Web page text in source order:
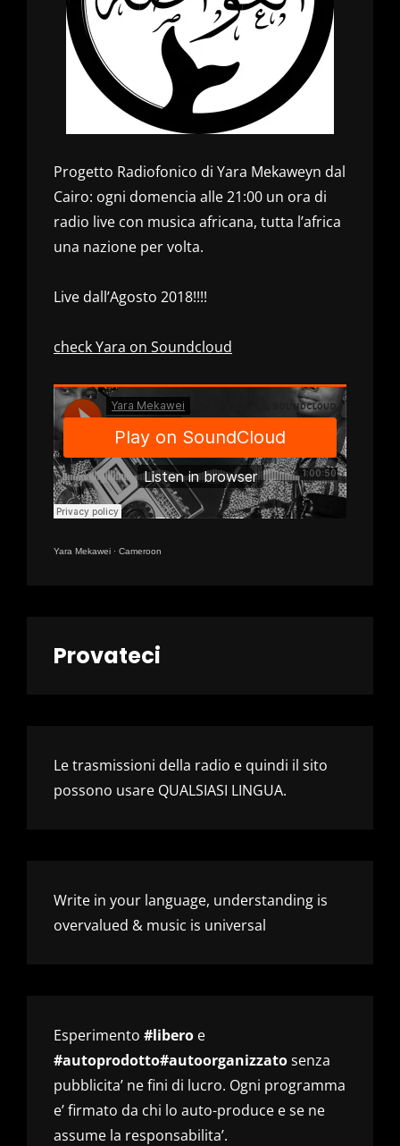
Progetto Radiofonico di Yara Mekaweyn dal
Cairo: ogni domencia alle 21:00 un ora di
radio live con musica africana, tutta l’africa
una nazione per volta.
Live dall’Agosto 2018!!!!
check Yara on Soundcloud
Yara Mekawei · Cameroon
Provateci
Le trasmissioni della radio e quindi il sito
possono usare QUALSIASI LINGUA.
Write in your language, understanding is
overvalued & music is universal
Esperimento #libero e
#autoprodotto#autoorganizzatosenza
pubblicita’ ne fini di lucro. Ogni programma
e’ firmato da chi lo auto-produce e se ne
assume la responsabilita’.